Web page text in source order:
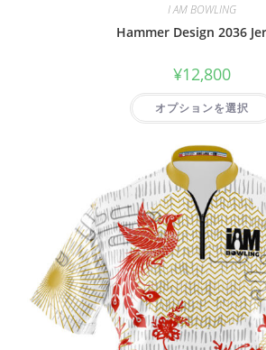
I AM BOWLING
Hammer Design 2036
¥12,800
オプションを選択